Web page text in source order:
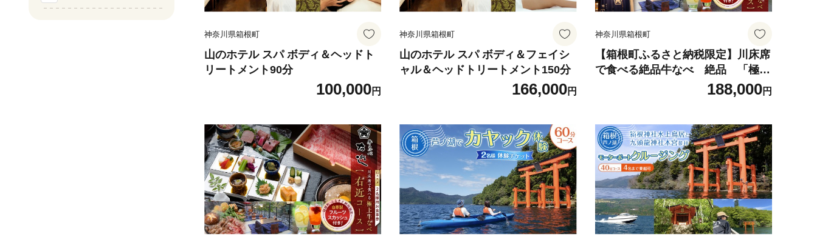
神奈川県箱根町
山のホテル スパ ボディ＆ヘッドト
リートメント90分
100,000円
神奈川県箱根町
山のホテル スパ ボディ＆フェイシ
ャル＆ヘッドトリートメント150分
166,000円
神奈川県箱根町
【箱根町ふるさと納税限定】川床席
で食べる絶品牛なべ 絶品 「極コ
ース」2名様分 自家製フルーツス
188,000円